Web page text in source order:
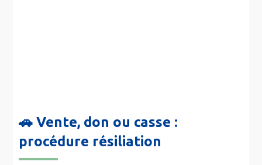
🚗Vente, don ou casse :
procédure résiliation